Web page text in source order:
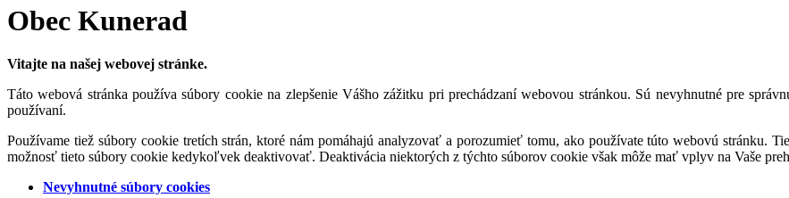
Obec Kunerad
Vitajte na našej webovej stránke.
Táto webová stránka používa súbory cookie na zlepšenie Vášho zážitku pri prechádzaní webovou stránkou. Sú nevyhnutné pre
používaní.
Používame tiež súbory cookie tretích strán, ktoré nám pomáhajú analyzovať a porozumieť tomu, ako používate túto webovú stránku.
možnosť tieto súbory cookie kedykoľvek deaktivovať. Deaktivácia niektorých z týchto súborov cookie však môže mať vplyv na Vaše
Nevyhnutné súbory cookies